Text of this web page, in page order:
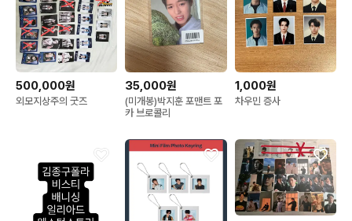
500,000원
외모지상주의 굿즈
35,000원
(미개봉)박지훈 포맨트 포
카 브로콜리
1,000원
차우민 증사